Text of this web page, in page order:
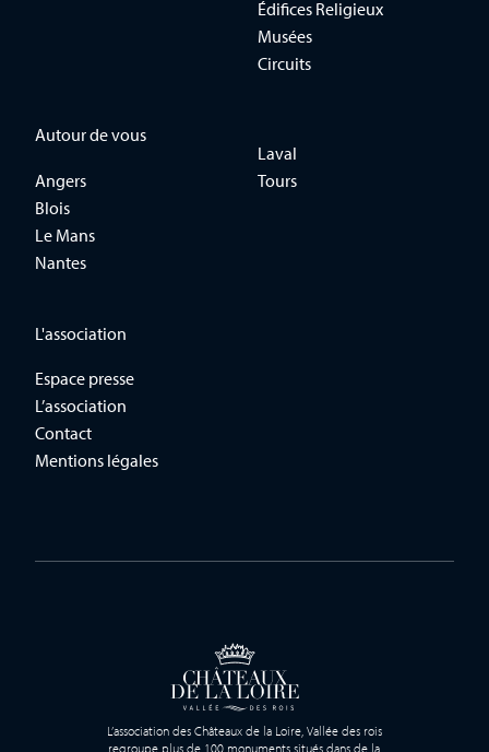
L’association des Châteaux de la Loire, Vallée des rois
regroupe plus de 100 monuments situés dans de la
Édifices Religieux
Musées
Circuits
Autour de vous
Angers
Blois
Le Mans
Nantes
Laval
Tours
L'association
Espace presse
L’association
Contact
Mentions légales